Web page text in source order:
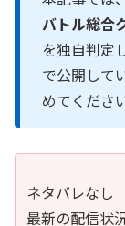
バトル総合
を独自判定
で公開して
めてくださ
ネタバレなし
最新の配信状